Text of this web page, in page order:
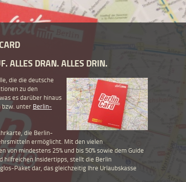
ALLES DRAN. ALLES DRIN.
die die deutsche
zu den
es darüber hinaus
bzw. unter Berlin-
die Berlin-
ermöglicht. Mit den vielen
mindestens 25% und bis 50% sowie dem Guide
hilfreichen Insidertipps, stellt die Berlin
Paket dar, das gleichzeitig Ihre Urlaubskasse